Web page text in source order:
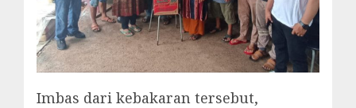
Imbas dari kebakaran tersebut,